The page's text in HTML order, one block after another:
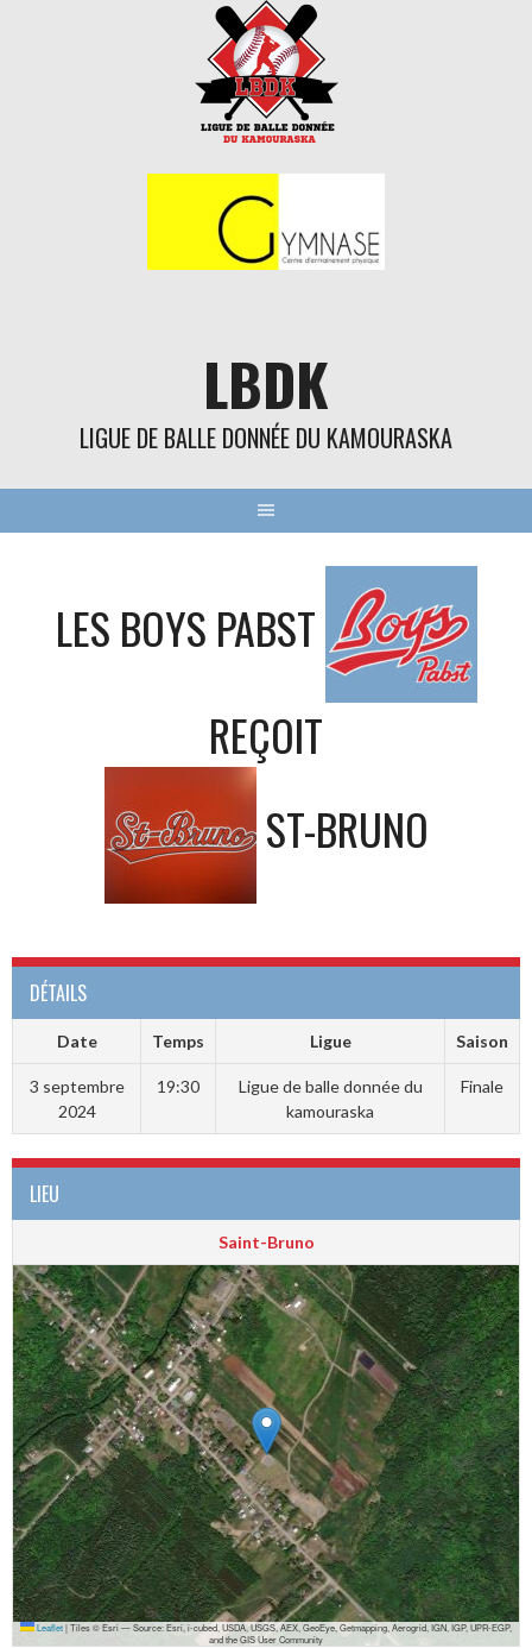
LBDK
LIGUE DE BALLE DONNÉE DU KAMOURASKA
LES BOYS PABST
REÇOIT
ST-BRUNO
DÉTAILS
Date Temps Ligue Saison
3 septembre
2024
19:30
Ligue de balle donnée du
kamouraska
Finale
LIEU
Saint-Bruno
Leaflet|Tiles © Esri — Source: Esri, i-cubed, USDA, USGS, AEX, GeoEye, Getmapping, Aerogrid, IGN, IGP, UPR-EGP,
and the GIS User Community